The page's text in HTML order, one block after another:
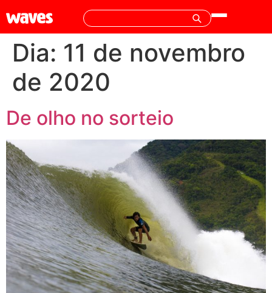
Dia: 11 de novembro
de 2020
De olho no sorteio